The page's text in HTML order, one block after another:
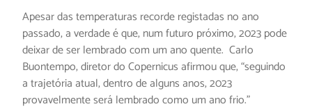
Apesar das temperaturas recorde registadas no ano
passado, a verdade é que, num futuro próximo, 2023 pode
deixar de ser lembrado com um ano quente. Carlo
Buontempo, diretor do Copernicus afirmou que, “seguindo
a trajetória atual, dentro de alguns anos, 2023
provavelmente será lembrado como um ano frio.”